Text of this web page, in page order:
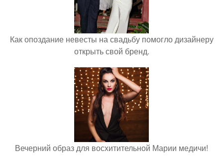
Как опоздание невесты на свадьбу помогло дизайнеру
открыть свой бренд.
Вечерний образ для восхитительной Марии медичи!